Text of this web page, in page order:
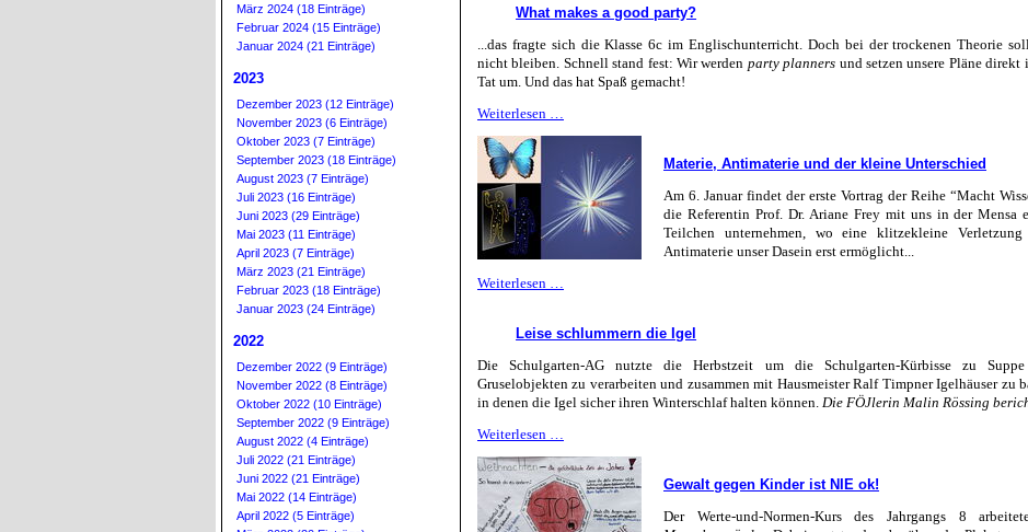
Erfolg
What makes a good party?
...das fragte sich die Klasse 6c im Englischunterricht. Doch bei der trockenen Theorie
nicht bleiben. Schnell stand fest: Wir werden party planners und setzen unsere Pläne direkt
Tat um. Und das hat Spaß gemacht!
Weiterlesen …
good
party?
Materie, Antimaterie und der kleine Unterschied
Am 6. Januarfindet der erste Vortrag der Reihe “Macht
die Referentin Prof. Dr. Ariane Frey mit uns in der Mensa
Teilchen unternehmen, wo eine klitzekleine
Antimaterie unser Dasein erst ermöglicht...
Weiterlesen …
der
kleine
Unterschied
Leise schlummern die Igel
Die Schulgarten-AG nutzte die Herbstzeit um die Schulgarten-Kürbisse zu
Gruselobjekten zu verarbeiten und zusammen mit Hausmeister Ralf Timpner Igelhäuser zu
in denen die Igel sicher ihren Winterschlaf halten können. Die FÖJlerin Malin Rössing
Weiterlesen …
die
Igel
Gewalt gegen Kinder ist NIE ok!
Der Werte-und-Normen-Kurs des Jahrgangs 8
März 2024 (18 Einträge)
Februar 2024 (15 Einträge)
Januar 2024 (21 Einträge)
2023
Dezember 2023 (12 Einträge)
November 2023 (6 Einträge)
Oktober 2023 (7 Einträge)
September 2023 (18 Einträge)
August 2023 (7 Einträge)
Juli 2023 (16 Einträge)
Juni 2023 (29 Einträge)
Mai 2023 (11 Einträge)
April 2023 (7 Einträge)
März 2023 (21 Einträge)
Februar 2023 (18 Einträge)
Januar 2023 (24 Einträge)
2022
Dezember 2022 (9 Einträge)
November 2022 (8 Einträge)
Oktober 2022 (10 Einträge)
September 2022 (9 Einträge)
August 2022 (4 Einträge)
Juli 2022 (21 Einträge)
Juni 2022 (21 Einträge)
Mai 2022 (14 Einträge)
April 2022 (5 Einträge)